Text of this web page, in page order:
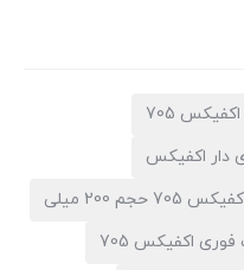
اکفیکس
حجم 200 میلی
اکفیکس 705